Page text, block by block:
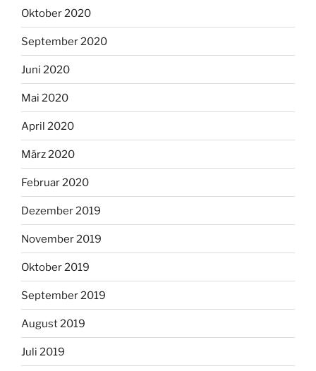
Oktober 2020
September 2020
Juni 2020
Mai 2020
April 2020
März 2020
Februar 2020
Dezember 2019
November 2019
Oktober 2019
September 2019
August 2019
Juli 2019